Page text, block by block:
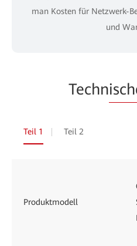
man Kosten für Netzwerk-
und
Techn
Teil 1 Teil 2
Produktmodell